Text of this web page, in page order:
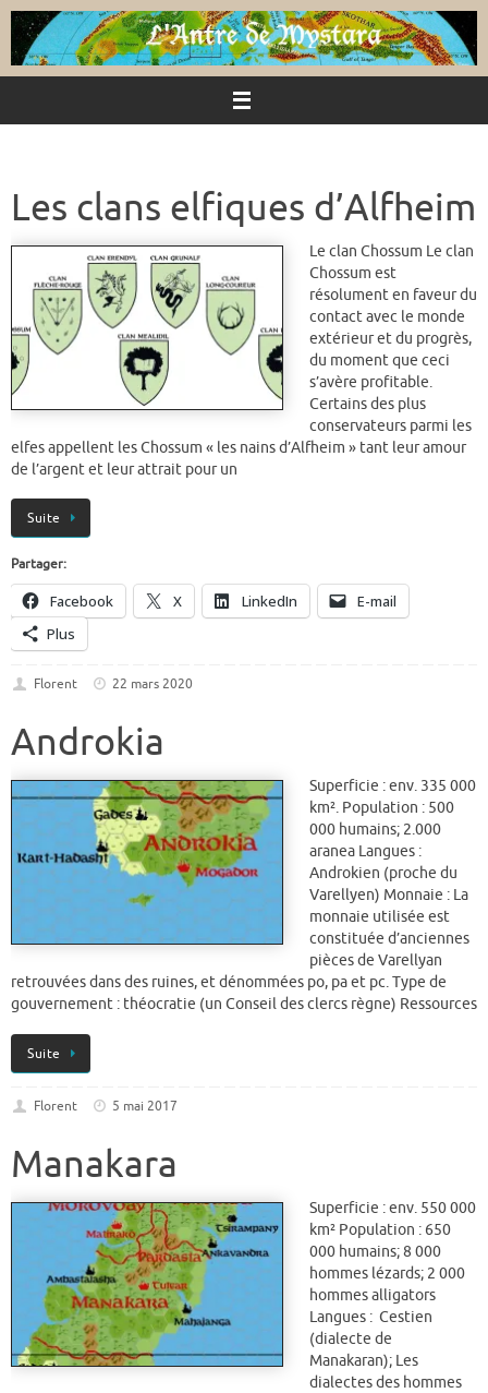
Passer
contenu
Les clans elfiques d’Alfheim
Le clan Chossum Le clan
Chossum est
résolument en faveur du
contact avec le monde
extérieur et du progrès,
du moment que ceci
s’avère profitable.
Certains des plus
conservateurs parmi les
elfes appellent les Chossum « les nains d’Alfheim » tant leur amour
de l’argent et leur attrait pour un
Suite
Partager:
Facebook X LinkedIn
E-mail
Plus
Florent 22 mars 2020
Androkia
Superficie : env. 335 000
km². Population : 500
000 humains; 2.000
aranea Langues :
Androkien (proche du
Varellyen) Monnaie : La
monnaie utilisée est
constituée d’anciennes
pièces de Varellyan
retrouvées dans des ruines, et dénommées po, pa et pc. Type de
gouvernement : théocratie (un Conseil des clercs règne) Ressources
Suite
Florent 5 mai 2017
Manakara
Superficie : env. 550 000
km² Population : 650
000 humains; 8 000
hommes lézards; 2 000
hommes alligators
Langues : Cestien
(dialecte de
Manakaran); Les
dialectes des hommes